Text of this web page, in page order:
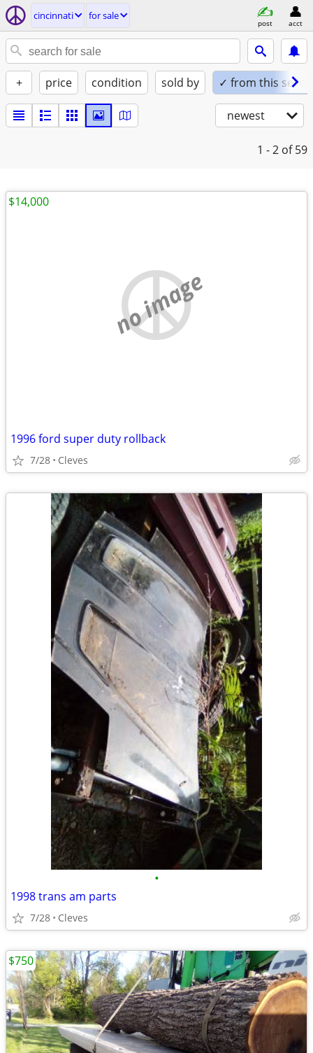
cincinnati for sale
post acct
+ price condition sold by ✓ from this seller
newest
1 - 2 of 59
no image
1996 ford super duty rollback
7/28 Cleves
$14,000
•
1998 trans am parts
7/28 Cleves
$750